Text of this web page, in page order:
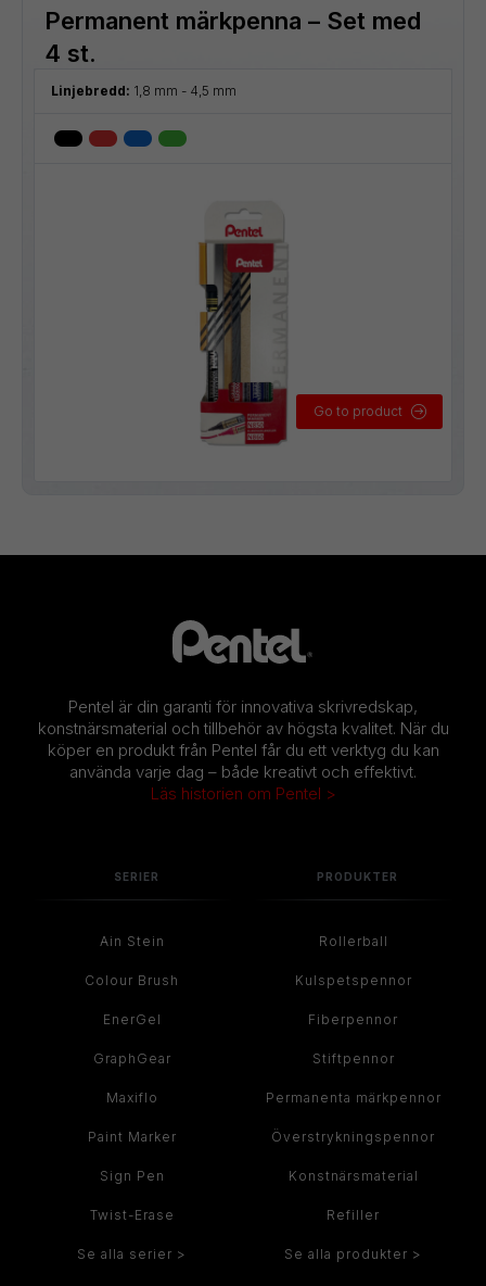
Permanent märkpenna – Set med
4 st.
Linjebredd: 1,8 mm - 4,5 mm
Go to product
Pentel är din garanti för innovativa skrivredskap,
konstnärsmaterial och tillbehör av högsta kvalitet. När du
köper en produkt från Pentel får du ett verktyg du kan
använda varje dag – både kreativt och effektivt.
Läs historien om Pentel >
SERIER
Ain Stein
Colour Brush
EnerGel
GraphGear
Maxiflo
Paint Marker
Sign Pen
Twist-Erase
Se alla serier >
PRODUKTER
Rollerball
Kulspetspennor
Fiberpennor
Stiftpennor
Permanenta märkpennor
Överstrykningspennor
Konstnärsmaterial
Refiller
Se alla produkter >